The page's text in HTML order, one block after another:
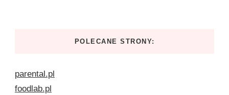
POLECANE STRONY:
parental.pl
foodlab.pl